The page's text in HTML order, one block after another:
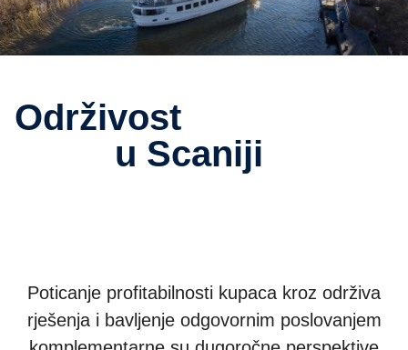
Održivost
u Scaniji
Poticanje profitabilnosti kupaca kroz održiva
rješenja i bavljenje odgovornim poslovanjem